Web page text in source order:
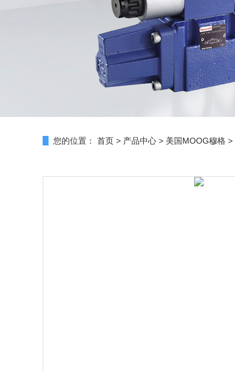
您的位置： 首页 > 产品中心 > 美国MOOG穆格 >